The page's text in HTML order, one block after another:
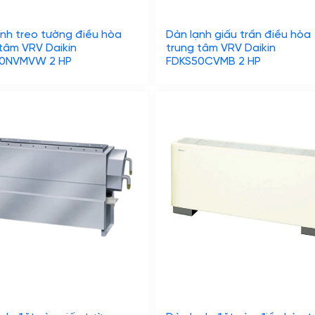
treo tường điều hòa
VRV Daikin
2 HP
Dàn lạnh giấu trần điều hòa
trung tâm VRV Daikin
FDKS50CVMB 2 HP